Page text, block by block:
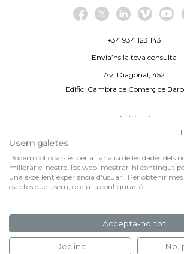
+34 934 123 143
Envia’ns la teva consulta
Av. Diagonal, 452
Edifici Cambra de Comerç de
Avís legal
By 100X100NET
f (NEWSLETTER)
FORMULARI
Usem galetes
Podem col·locar-les per a l'anàlisi de les dades dels
millorar el nostre lloc web, mostrar-hi contingut
una excel·lent experiència d'usuari. Per obtenir
galetes que usem, obriu la configuració.
Accepta-ho tot
Declina No,